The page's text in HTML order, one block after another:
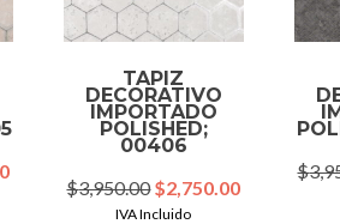
Current
TAPIZ
DECORATIVO
IMPORTADO
POLISHED;
00406
$3,950.00Original
price
$2,750.00Current
IVA Incluido
$